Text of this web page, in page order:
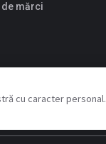
de mărci
cu caracter personal.